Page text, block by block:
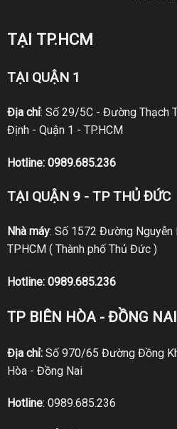
TẠI TP.HCM
TẠI QUẬN 1
Địa chỉ: Số 29/5C - Đường Thạch
Định - Quận 1 - TP.HCM
Hotline: 0989.685.236
TẠI QUẬN 9 - TP THỦ ĐỨC
Nhà máy: Số 1572 Đường Nguyễn
TPHCM ( Thành phố Thủ Đức )
Hotline: 0989.685.236
TP BIÊN HÒA - ĐỒNG NAI
Địa chỉ:Số 970/65 Đường Đồng
Hòa - Đồng Nai
Hotline: 0989.685.236